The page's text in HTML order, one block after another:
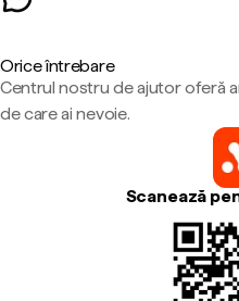
Orice întrebare
Centrul nostru de ajutor oferă
de care ai nevoie.
Scanează